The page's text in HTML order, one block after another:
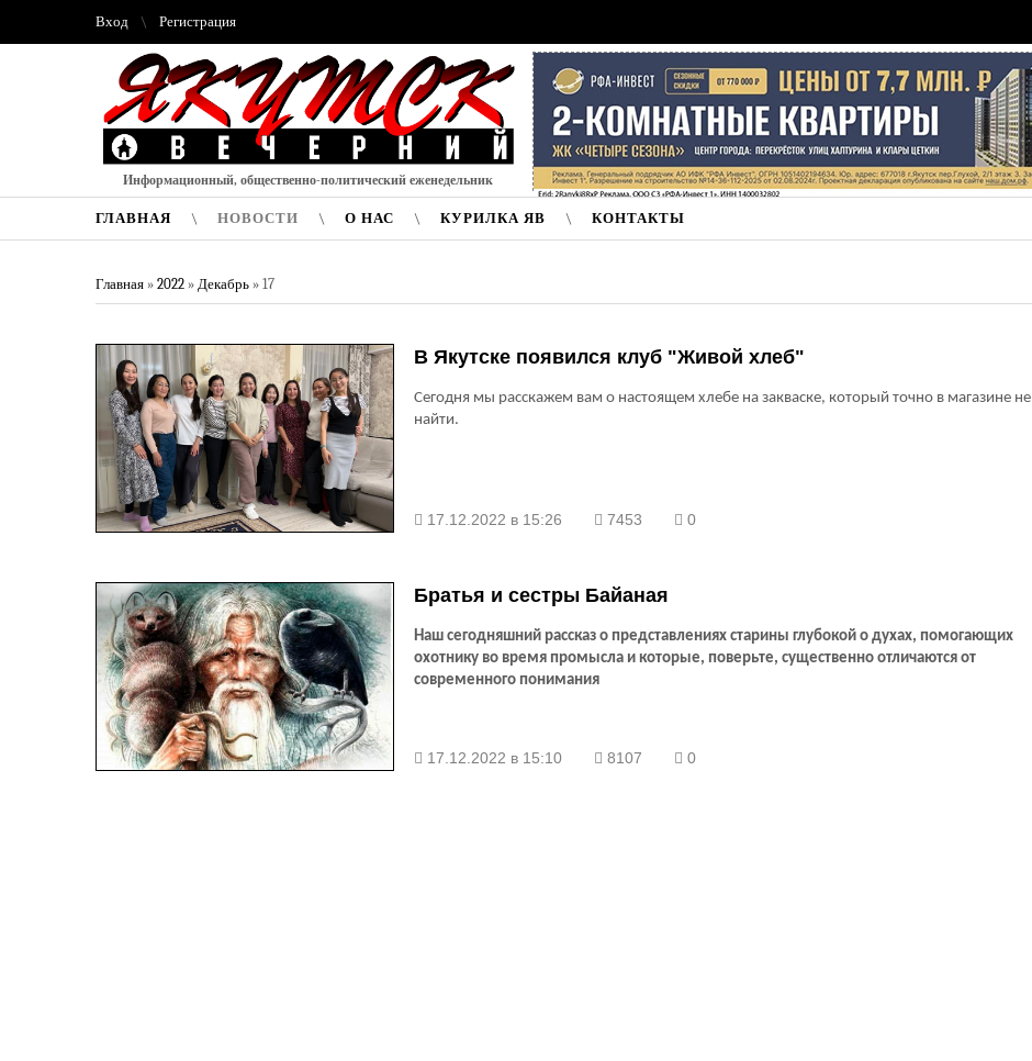
Вход Регистрация
Информационный, общественно-политический еженедельник
ГЛАВНАЯ НОВОСТИ О НАС КУРИЛКА ЯВ КОНТАКТЫ
Главная » 2022 » Декабрь » 17
В Якутске появился клуб "Живой хлеб"
Сегодня мы расскажем вам о настоящем хлебе на закваске, который точно в магазине не
найти.
17.12.2022 в 15:26 7453 0
Братья и сестры Байаная
Наш сегодняшний рассказ о представлениях старины глубокой о духах, помогающих
охотнику во время промысла и которые, поверьте, существенно отличаются от
современного понимания
17.12.2022 в 15:10 8107 0